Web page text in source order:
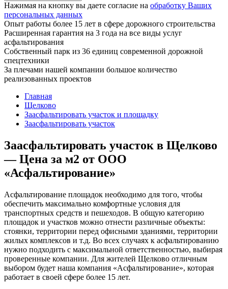
Нажимая на кнопку вы даете согласие на обработку Ваших
персональных данных
Опыт работы более 15 лет в сфере дорожного строительства
Расширенная гарантия на 3 года на все виды услуг
асфальтирования
Собственный парк из 36 единиц современной дорожной
спецтехники
За плечами нашей компании большое количество
реализованных проектов
Главная
Щелково
Заасфальтировать участок и площадку
Заасфальтировать участок
Заасфальтировать участок в Щелково
— Цена за м2 от ООО
«Асфальтирование»
Асфальтирование площадок необходимо для того, чтобы
обеспечить максимально комфортные условия для
транспортных средств и пешеходов. В общую категорию
площадок и участков можно отнести различные объекты:
стоянки, территории перед офисными зданиями, территории
жилых комплексов и т.д. Во всех случаях к асфальтированию
нужно подходить с максимальной ответственностью, выбирая
проверенные компании. Для жителей Щелково отличным
выбором будет наша компания «Асфальтирование», которая
работает в своей сфере более 15 лет.